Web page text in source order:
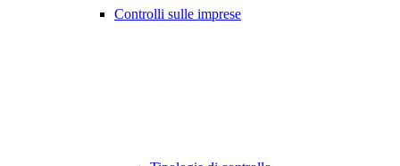
Controlli sulle imprese